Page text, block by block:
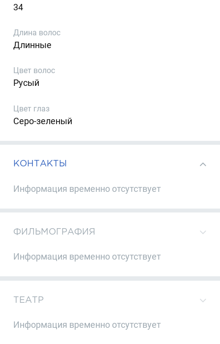
34
Длина волос
Длинные
Цвет волос
Русый
Цвет глаз
Серо-зеленый
КОНТАКТЫ
Информация временно отсутствует
ФИЛЬМОГРАФИЯ
Информация временно отсутствует
ТЕАТР
Информация временно отсутствует